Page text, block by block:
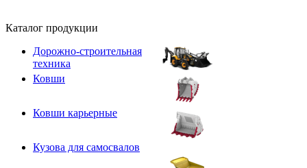
Каталог продукции
Дорожно-строительная
техника
Ковши
Ковши карьерные
Кузова для самосвалов